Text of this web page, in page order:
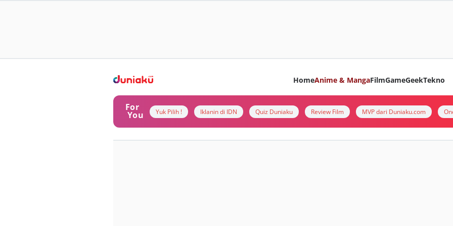
HomeAnime & MangaFilmGameGeekTekno
For
You Yuk Pilih ! Iklanin di IDN Quiz Duniaku Review Film MVP dari Duniaku.com